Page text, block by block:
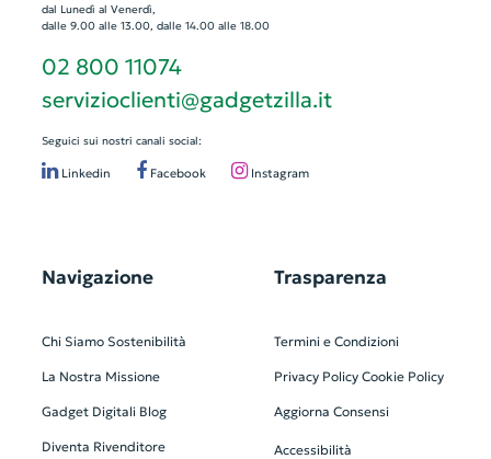
dal Lunedì al Venerdì,
dalle 9.00 alle 13.00, dalle 14.00 alle 18.00
02 800 11074
servizioclienti@gadgetzilla.it
Seguici sui nostri canali social:
Linkedin Facebook Instagram
Navigazione
Chi Siamo Sostenibilità
La Nostra Missione
Gadget Digitali Blog
Diventa Rivenditore
Trasparenza
Termini e Condizioni
Privacy Policy Cookie Policy
Aggiorna Consensi
Accessibilità